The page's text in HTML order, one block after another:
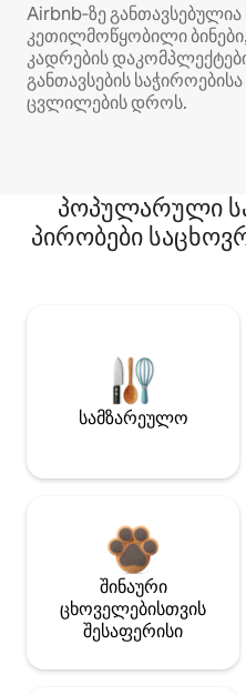
Airbnb‑ზე
კეთილმოწყობილი
კადრების
განთავსების
ცვლილების დროს.
პოპულარული
პირობები
სამზარეულო
შინაური
ცხოველებისთვის
შესაფერისი